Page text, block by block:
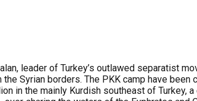
leader of Turkey’s outlawed separatist
Syrian borders. The PKK camp have
in the mainly Kurdish southeast of Turkey,